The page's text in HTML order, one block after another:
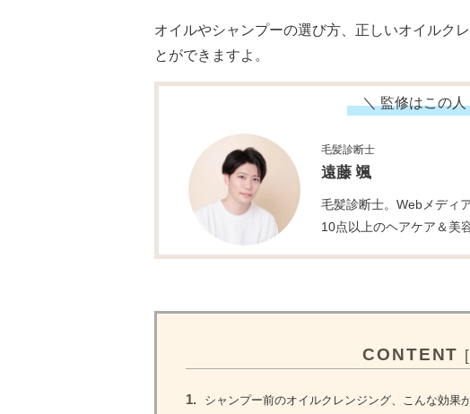
オイルやシャンプーの選び方、正しいオイルク
とができますよ。
＼ 監修はこの人
毛髪診断士
遠藤 颯
毛髪診断士。Webメディ
10点以上のヘアケア＆美
CONTENT
1. シャンプー前のオイルクレンジング、こんな効果